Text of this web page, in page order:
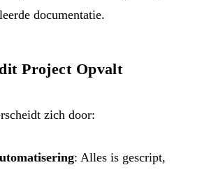
documentatie.
Project Opvalt
zich door:
: Alles is gescript,